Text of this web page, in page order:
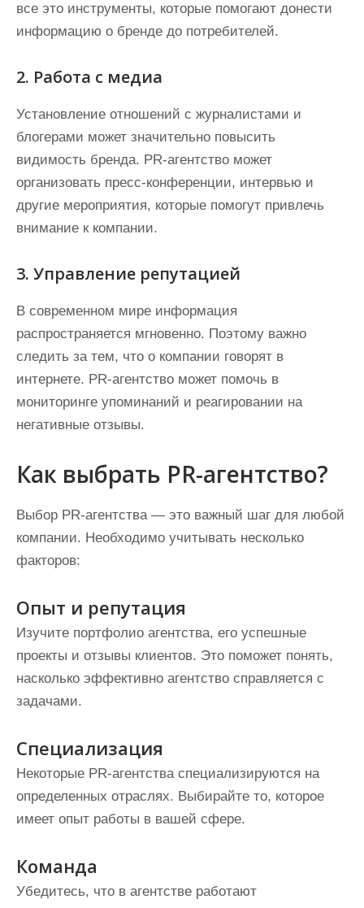
все это инструменты, которые помогают донести
информацию о бренде до потребителей.
2. Работа с медиа
Установление отношений с журналистами и
блогерами может значительно повысить
видимость бренда. PR-агентство может
организовать пресс-конференции, интервью и
другие мероприятия, которые помогут привлечь
внимание к компании.
3. Управление репутацией
В современном мире информация
распространяется мгновенно. Поэтому важно
следить за тем, что о компании говорят в
интернете. PR-агентство может помочь в
мониторинге упоминаний и реагировании на
негативные отзывы.
Как выбрать PR-агентство?
Выбор PR-агентства — это важный шаг для любой
компании. Необходимо учитывать несколько
факторов:
Опыт и репутация
Изучите портфолио агентства, его успешные
проекты и отзывы клиентов. Это поможет понять,
насколько эффективно агентство справляется с
задачами.
Специализация
Некоторые PR-агентства специализируются на
определенных отраслях. Выбирайте то, которое
имеет опыт работы в вашей сфере.
Команда
Убедитесь, что в агентстве работают